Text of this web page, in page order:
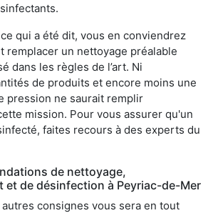
qui a été dit, vous en conviendrez
remplacer un nettoyage préalable
dans les règles de l’art. Ni
de produits et encore moins une
pression ne saurait remplir
mission. Pour vous assurer qu'un
faites recours à des experts du
de nettoyage,
et de désinfection à Peyriac-de-Mer
consignes vous sera en tout